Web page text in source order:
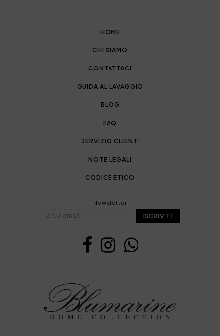
HOME
CHI SIAMO
CONTATTACI
GUIDA AL LAVAGGIO
BLOG
FAQ
SERVIZIO CLIENTI
NOTE LEGALI
CODICE ETICO
Newsletter
ISCRIVITI